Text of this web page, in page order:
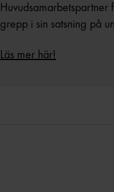
grepp i sin satsning på
Läs mer här!